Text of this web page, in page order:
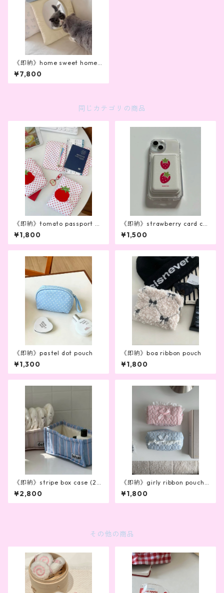
《即納》home sweet home
mirror
¥7,800
同じカテゴリの商品
《即納》tomato passport ca
se
¥1,800
《即納》strawberry card ca
se(white)
¥1,500
《即納》pastel dot pouch
¥1,300
《即納》boa ribbon pouch
¥1,800
《即納》stripe box case (2c
olor)
¥2,800
《即納》girly ribbon pouch
(2color)
¥1,800
その他の商品